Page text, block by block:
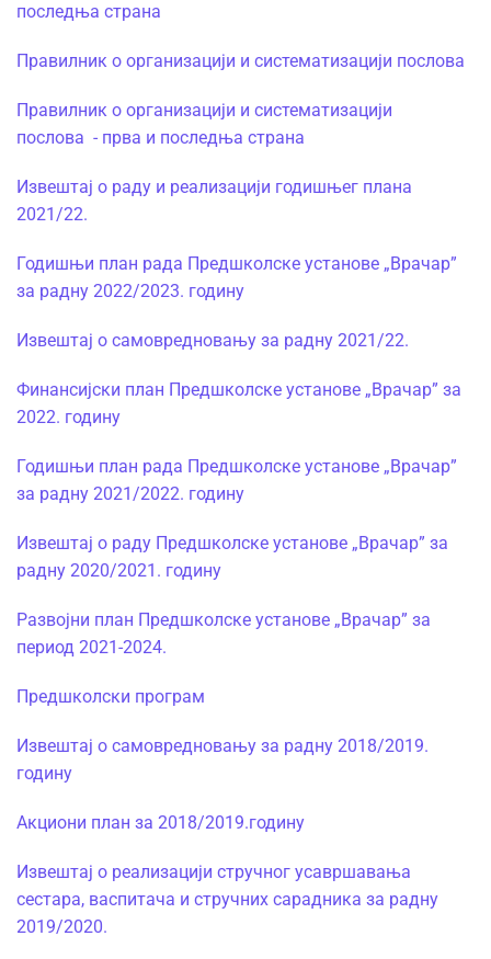
последња страна
Правилник о организацији и систематизацији послова
Правилник о организацији и систематизацији
послова - прва и последња страна
Извештај о раду и реализацији годишњег плана
2021/22.
Годишњи план рада Предшколске установе „Врачар”
за радну 2022/2023. годину
Извештај о самовредновању за радну 2021/22.
Финансијски план Предшколске установе „Врачар” за
2022. годину
Годишњи план рада Предшколске установе „Врачар”
за радну 2021/2022. годину
Извештај о раду Предшколске установе „Врачар” за
радну 2020/2021. годину
Развојни план Предшколске установе „Врачар” за
период 2021-2024.
Предшколски програм
Извештај о самовредновању за радну 2018/2019.
годину
Акциони план за 2018/2019.годину
Извештај о реализацији стручног усавршавања
сестара, васпитача и стручних сарадника за радну
2019/2020.